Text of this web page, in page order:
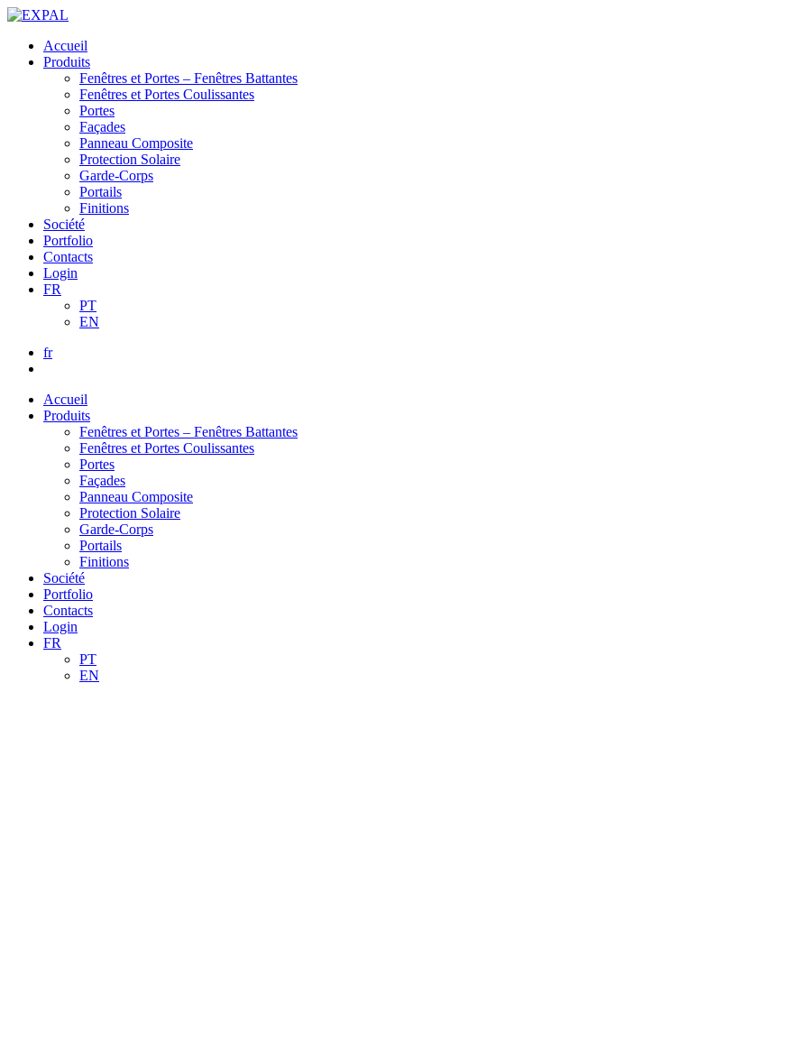
Accueil
Produits
Fenêtres et Portes – Fenêtres Battantes
Fenêtres et Portes Coulissantes
Portes
Façades
Panneau Composite
Protection Solaire
Garde-Corps
Portails
Finitions
Société
Portfolio
Contacts
Login
FR
PT
EN
fr
Accueil
Produits
Fenêtres et Portes – Fenêtres Battantes
Fenêtres et Portes Coulissantes
Portes
Façades
Panneau Composite
Protection Solaire
Garde-Corps
Portails
Finitions
Société
Portfolio
Contacts
Login
FR
PT
EN